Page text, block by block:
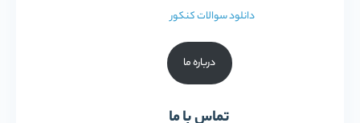
دانلود سوالات کنکور
درباره ما
تماس با ما